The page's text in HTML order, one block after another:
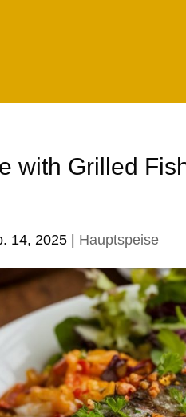
with Grilled
14, 2025 Hauptspeise